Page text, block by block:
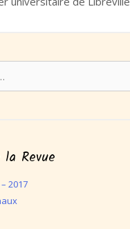
Revue
2017